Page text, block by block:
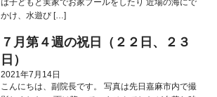
は子どもと実家でお家プールをしたり 近場の海にで
かけ、水遊び […]
７月第４週の祝日（２２日、２３
日）
2021年7月14日
こんにちは、副院長です。 写真は先日嘉麻市内で撮